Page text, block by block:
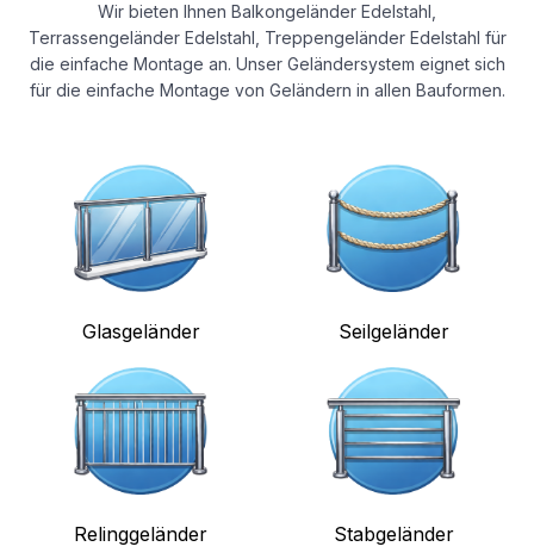
Wir bieten Ihnen Balkongeländer Edelstahl,
Terrassengeländer Edelstahl, Treppengeländer Edelstahl für
die einfache Montage an. Unser Geländersystem eignet sich
für die einfache Montage von Geländern in allen Bauformen.
Glasgeländer Seilgeländer
Relinggeländer Stabgeländer